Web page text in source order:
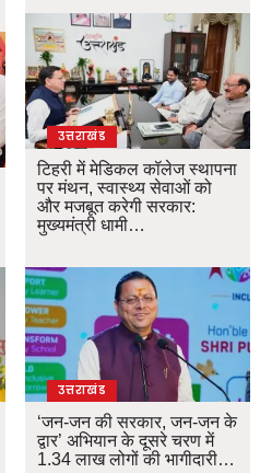
उत्तराखंड
टिहरी में मेडिकल कॉलेज स्थापना
पर मंथन, स्वास्थ्य सेवाओं को
और मजबूत करेगी सरकार:
मुख्यमंत्री धामी…
उत्तराखंड
‘जन-जन की सरकार, जन-जन के
द्वार’ अभियान के दूसरे चरण में
1.34 लाख लोगों की भागीदारी…